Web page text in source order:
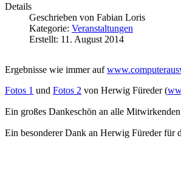
Details
Geschrieben von Fabian Loris
Kategorie: Veranstaltungen
Erstellt: 11. August 2014
Ergebnisse wie immer auf
Fotos 1 und Fotos 2 von Herwig Füreder (
Ein großes Dankeschön an alle
Ein besonderer Dank an Herwig Füreder für